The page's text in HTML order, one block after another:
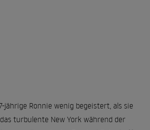
jährige Ronnie wenig begeistert, als sie
turbulente New York während der